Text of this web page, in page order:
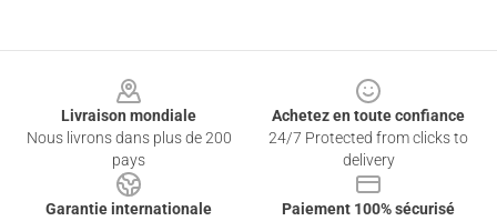
Livraison mondiale
Nous livrons dans plus de 200
pays
Achetez en toute confiance
24/7 Protected from clicks to
delivery
Garantie internationale
Paiement 100% sécurisé